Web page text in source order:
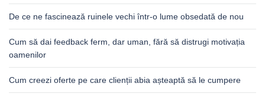
De ce ne fascinează ruinele vechi într-o lume obsedată de nou
Cum să dai feedback ferm, dar uman, fără să distrugi motivația
oamenilor
Cum creezi oferte pe care clienții abia așteaptă să le cumpere